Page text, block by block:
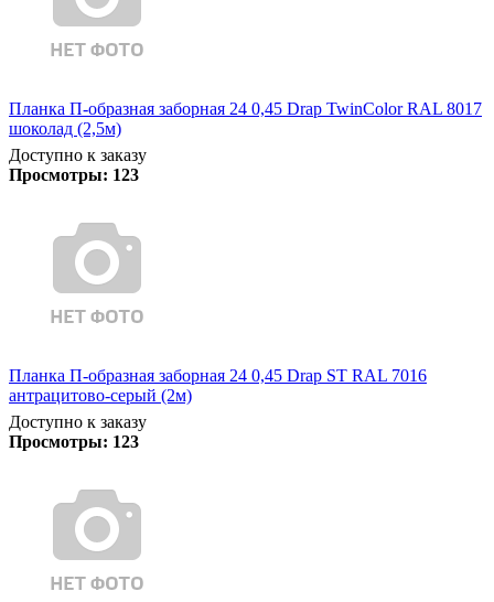
Планка П-образная заборная 24 0,45 Drap TwinColor RAL 8017
шоколад (2,5м)
Доступно к заказу
Просмотры: 123
Планка П-образная заборная 24 0,45 Drap ST RAL 7016
антрацитово-серый (2м)
Доступно к заказу
Просмотры: 123